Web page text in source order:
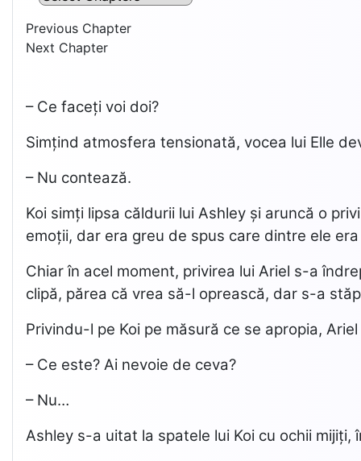
Previous Chapter
Next Chapter
– Ce faceți voi doi?
Simțind atmosfera tensionată, vocea lui Elle
– Nu contează.
Koi simți lipsa căldurii lui Ashley și aruncă o
emoții, dar era greu de spus care dintre ele
Chiar în acel moment, privirea lui Ariel s-a
clipă, părea că vrea să-l oprească, dar s-a
Privindu-l pe Koi pe măsură ce se apropia,
– Ce este? Ai nevoie de ceva?
– Nu…
Ashley s-a uitat la spatele lui Koi cu ochii